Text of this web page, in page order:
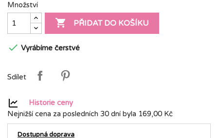
Množství
 PŘIDAT DO KOŠÍKU
 Vyrábíme čerstvé
Sdílet
Historie ceny
Nejnižší cena za posledních 30 dní byla 169,00 Kč
Dostupná doprava